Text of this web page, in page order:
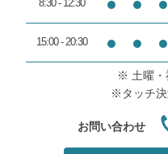
8:30 - 12:30
15:00 - 20:30 ● ● ●
※ 土曜・
※タッチ
お問い合わせ